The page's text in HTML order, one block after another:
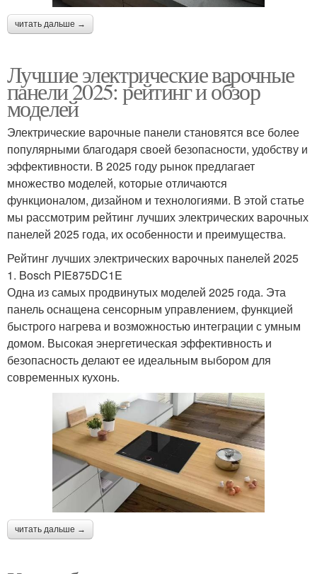
читать дальше →
Лучшие электрические варочные
панели 2025: рейтинг и обзор
моделей
Электрические варочные панели становятся все более
популярными благодаря своей безопасности, удобству и
эффективности. В 2025 году рынок предлагает
множество моделей, которые отличаются
функционалом, дизайном и технологиями. В этой статье
мы рассмотрим рейтинг лучших электрических варочных
панелей 2025 года, их особенности и преимущества.
Рейтинг лучших электрических варочных панелей 2025
1. Bosch PIE875DC1E
Одна из самых продвинутых моделей 2025 года. Эта
панель оснащена сенсорным управлением, функцией
быстрого нагрева и возможностью интеграции с умным
домом. Высокая энергетическая эффективность и
безопасность делают ее идеальным выбором для
современных кухонь.
читать дальше →